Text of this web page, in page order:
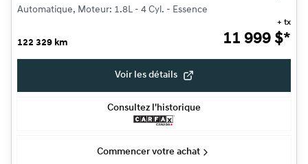
Automatique, Moteur: 1.8L - 4 Cyl. - Essence
122 329 km 11 999 $*
+ tx
Voir les détails
Consultez l'historique
Commencer votre achat